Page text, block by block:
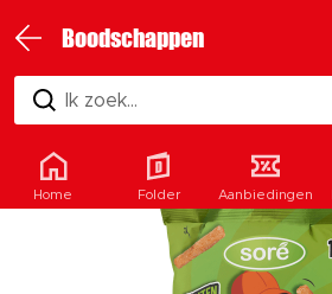
Boodschappen
Ik zoek...
Home Folder Aanbiedingen